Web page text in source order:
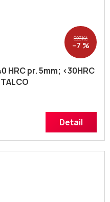
623 Kč
–7 %
HRC pr. 5mm; <30HRC
Detail